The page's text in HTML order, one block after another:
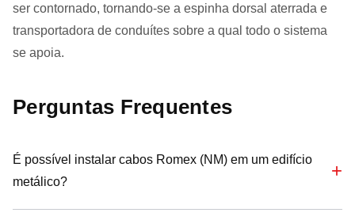
ser contornado, tornando-se a espinha dorsal aterrada e
transportadora de conduítes sobre a qual todo o sistema
se apoia.
Perguntas Frequentes
É possível instalar cabos Romex (NM) em um edifício
metálico?